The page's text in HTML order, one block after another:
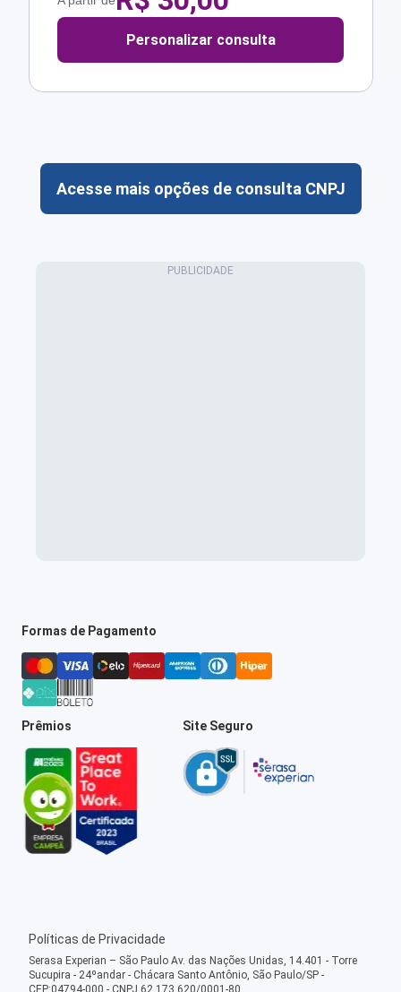
Personalizar consulta
Acesse mais opções de consulta CNPJ
Formas de Pagamento
Prêmios Site Seguro
Políticas de Privacidade
Serasa Experian – São Paulo Av. das Nações Unidas, 14.401 - Torre
Sucupira - 24ºandar - Chácara Santo Antônio, São Paulo/SP -
CEP:04794-000 - CNPJ 62.173.620/0001-80